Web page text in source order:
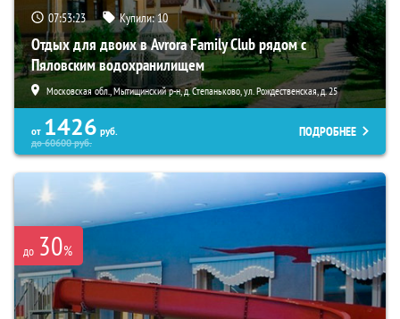
07:53:21 Купили:10
Отдых для двоих в Avrora Family Club рядом с
Пяловским водохранилищем
Московская обл., Мытищинский р-н, д. Степаньково, ул. Рождественская, д. 25
от 1426 руб.
до60600руб.
ПОДРОБНЕЕ
до 30%